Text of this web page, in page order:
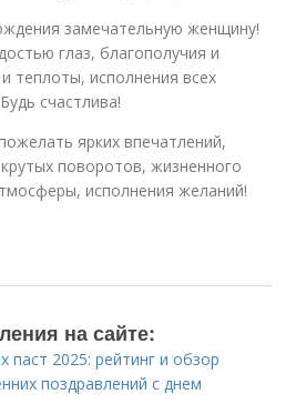
замечательную женщину!
глаз, благополучия и
теплоты, исполнения всех
счастлива!
ярких впечатлений,
поворотов, жизненного
исполнения желаний!
на сайте:
паст 2025: рейтинг и обзор
поздравлений с днем